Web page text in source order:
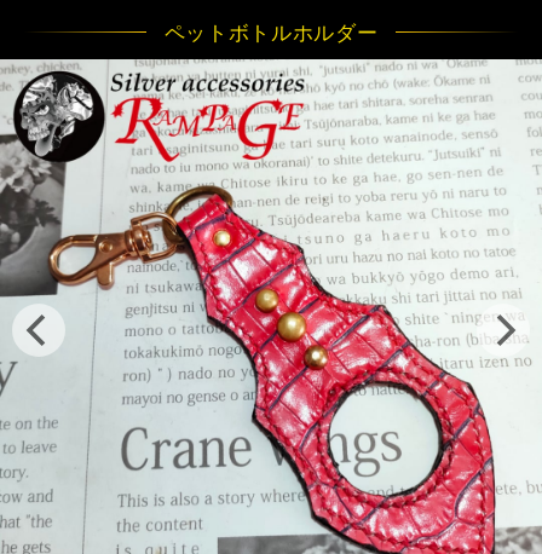
ペットボトルホルダー